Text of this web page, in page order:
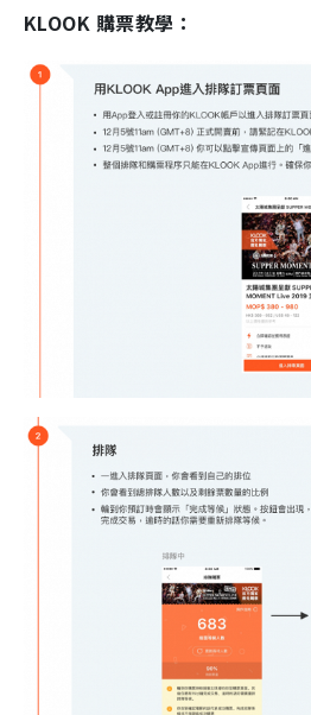
KLOOK 購票教學：